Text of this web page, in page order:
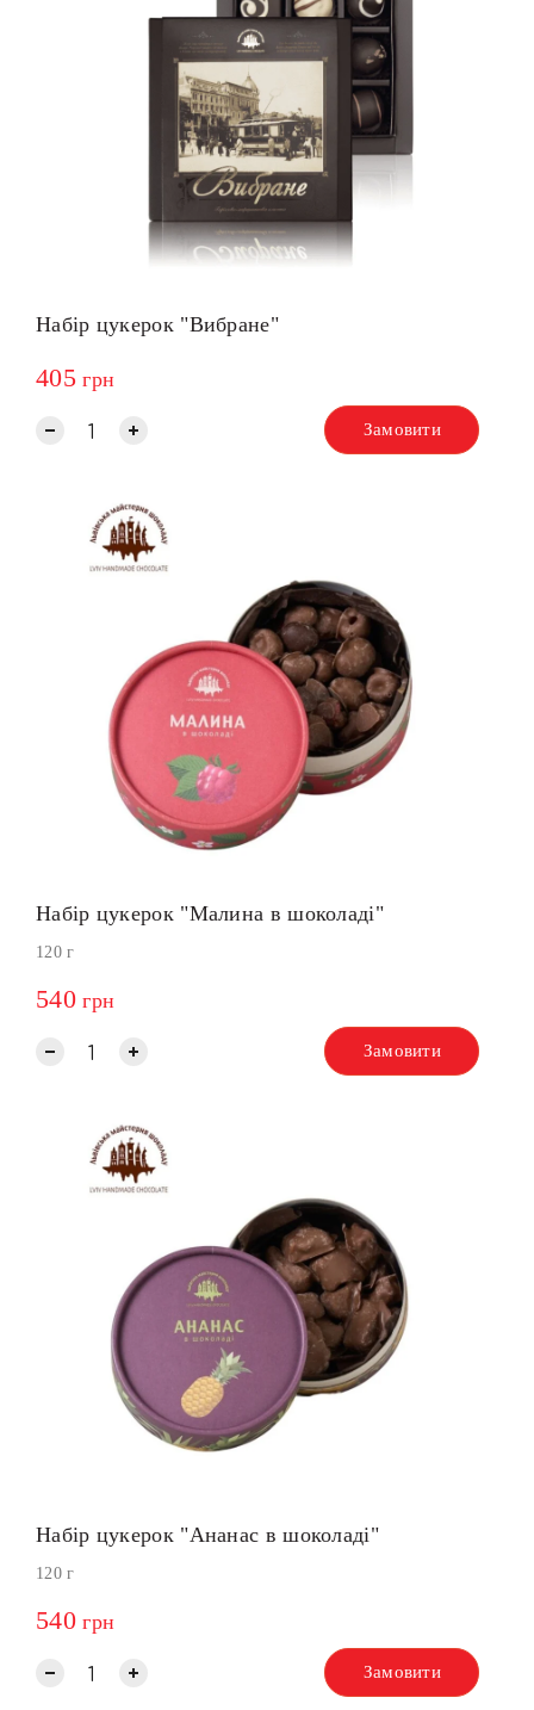
Набір цукерок "Вибране"
405 грн
Замовити
Набір цукерок "Малина в шоколаді"
120 г
540 грн
Замовити
А соуси?
Набір цукерок "Ананас в шоколаді"
120 г
540 грн
Замовити